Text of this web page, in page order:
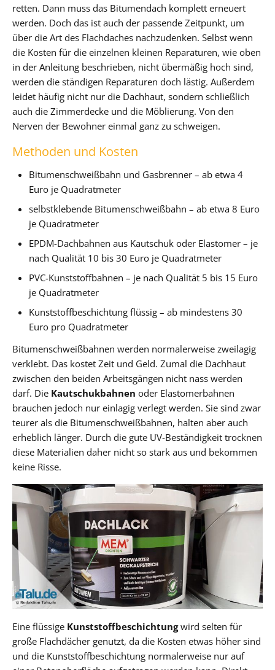
retten. Dann muss das Bitumendach komplett erneuert
werden. Doch das ist auch der passende Zeitpunkt, um
über die Art des Flachdaches nachzudenken. Selbst wenn
die Kosten für die einzelnen kleinen Reparaturen, wie oben
in der Anleitung beschrieben, nicht übermäßig hoch sind,
werden die ständigen Reparaturen doch lästig. Außerdem
leidet häufig nicht nur die Dachhaut, sondern schließlich
auch die Zimmerdecke und die Möblierung. Von den
Nerven der Bewohner einmal ganz zu schweigen.
Methoden und Kosten
Bitumenschweißbahn und Gasbrenner – ab etwa 4
Euro je Quadratmeter
selbstklebende Bitumenschweißbahn – ab etwa 8 Euro
je Quadratmeter
EPDM-Dachbahnen aus Kautschuk oder Elastomer – je
nach Qualität 10 bis 30 Euro je Quadratmeter
PVC-Kunststoffbahnen – je nach Qualität 5 bis 15 Euro
je Quadratmeter
Kunststoffbeschichtung flüssig – ab mindestens 30
Euro pro Quadratmeter
Bitumenschweißbahnen werden normalerweise zweilagig
verklebt. Das kostet Zeit und Geld. Zumal die Dachhaut
zwischen den beiden Arbeitsgängen nicht nass werden
darf. Die Kautschukbahnen oder Elastomerbahnen
brauchen jedoch nur einlagig verlegt werden. Sie sind zwar
teurer als die Bitumenschweißbahnen, halten aber auch
erheblich länger. Durch die gute UV-Beständigkeit trocknen
diese Materialien daher nicht so stark aus und bekommen
keine Risse.
Eine flüssige Kunststoffbeschichtungwird selten für
große Flachdächer genutzt, da die Kosten etwas höher sind
und die Kunststoffbeschichtung normalerweise nur auf